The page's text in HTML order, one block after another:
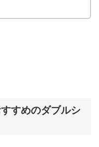
すめのダブルシ